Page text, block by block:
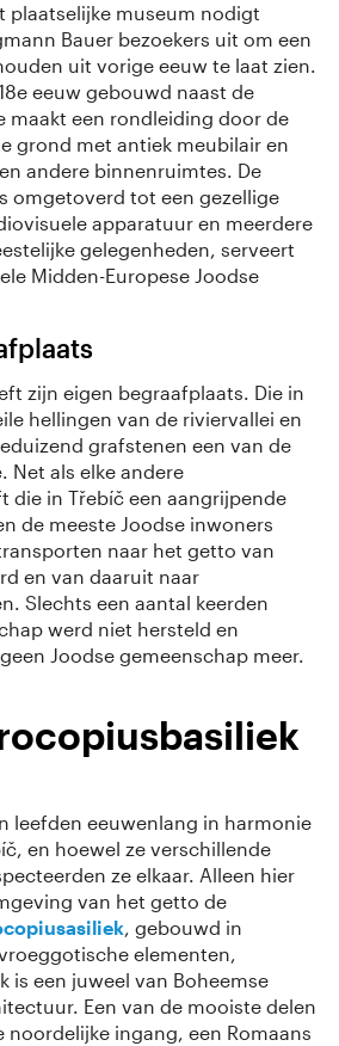
plaatselijke museum nodigt
Bauer bezoekers uit om een
uit vorige eeuw te laat zien.
eeuw gebouwd naast de
maakt een rondleiding door de
grond met antiek meubilair en
andere binnenruimtes. De
omgetoverd tot een gezellige
apparatuur en meerdere
gelegenheden, serveert
Midden-Europese Joodse
zijn eigen begraafplaats. Die in
hellingen van de riviervallei en
grafstenen een van de
Net als elke andere
die in Třebíč een aangrijpende
de meeste Joodse inwoners
naar het getto van
en van daaruit naar
Slechts een aantal keerden
werd niet hersteld en
Joodse gemeenschap meer.
leefden eeuwenlang in harmonie
en hoewel ze verschillende
ze elkaar. Alleen hier
van het getto de
, gebouwd in
elementen,
is een juweel van Boheemse
Een van de mooiste delen
noordelijke ingang, een Romaans